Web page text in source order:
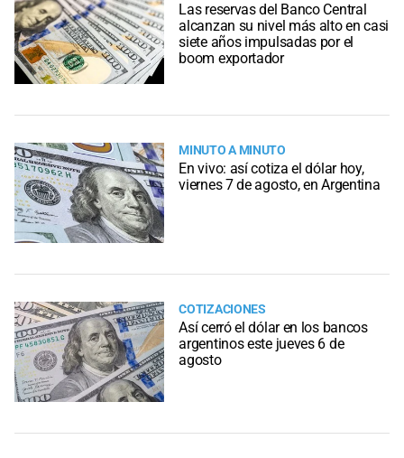
Las reservas del Banco Central
alcanzan su nivel más alto en casi
siete años impulsadas por el
boom exportador
MINUTO A MINUTO
En vivo: así cotiza el dólar hoy,
viernes 7 de agosto, en Argentina
COTIZACIONES
Así cerró el dólar en los bancos
argentinos este jueves 6 de
agosto